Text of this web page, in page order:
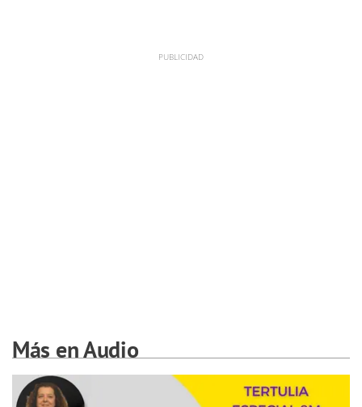
Más en Audio